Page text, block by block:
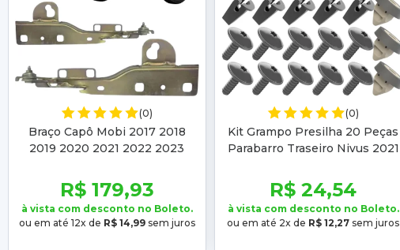
(0)
Braço Capô Mobi 2017 2018
2019 2020 2021 2022 2023
R$ 179,93
à vista com desconto no Boleto.
ou em até 12x de R$ 14,99sem juros
(0)
Kit Grampo Presilha 20 Peças
Parabarro Traseiro Nivus 2021
2021 2022
R$ 24,54
à vista com desconto no Boleto.
ou em até 2x de R$ 12,27 sem juros